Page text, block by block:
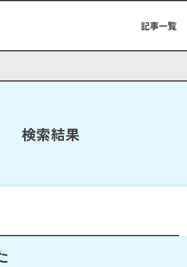
記事一覧
検索結果